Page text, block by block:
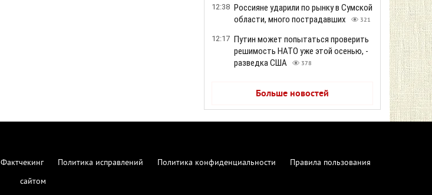
12:38 Россияне ударили по рынку в Сумской
области, много пострадавших
321
12:17 Путин может попытаться проверить
решимость НАТО уже этой осенью, -
разведка США
378
Больше новостей
Фактчекинг Политика исправлений Политика конфиденциальности
Правила пользования
сайтом